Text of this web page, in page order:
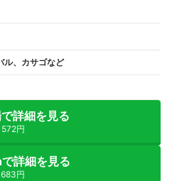
ル、カサゴなど
詳細を見る
572円
詳細を見る
683円